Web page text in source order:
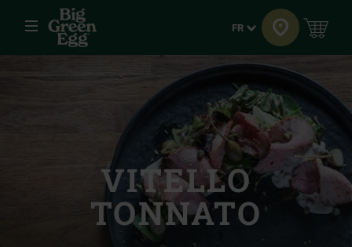
Menu Langue
FR
VITELLO
TONNATO